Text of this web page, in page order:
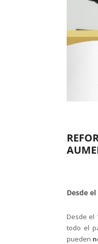
Desde
Desde el
todo el
pueden